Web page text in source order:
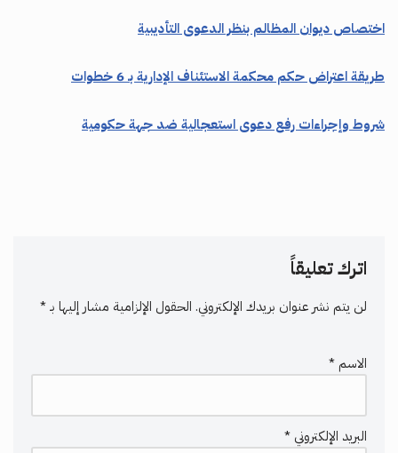
اختصاص ديوان المظالم بنظر الدعوى التأديبية
طريقة اعتراض حكم محكمة الاستئناف الإدارية بـ 6 خطوات
شروط وإجراءات رفع دعوى استعجالية ضد جهة حكومية
اترك تعليقاً
لن يتم نشر عنوان بريدك الإلكتروني. الحقول الإلزامية مشار إليها بـ*
الاسم*
البريد الإلكتروني *